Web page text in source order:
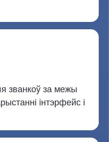
званкоў за межы
інтэрфейс і